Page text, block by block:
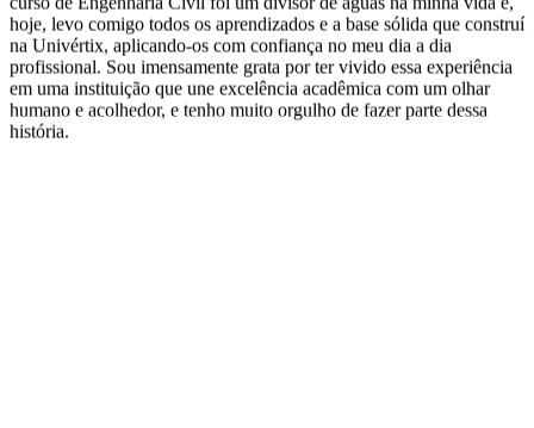
visão mais ampla sobre a engenharia e o futuro da profissão. O
curso de Engenharia Civil foi um divisor de águas na minha vida e,
hoje, levo comigo todos os aprendizados e a base sólida que construí
na Univértix, aplicando-os com confiança no meu dia a dia
profissional. Sou imensamente grata por ter vivido essa experiência
em uma instituição que une excelência acadêmica com um olhar